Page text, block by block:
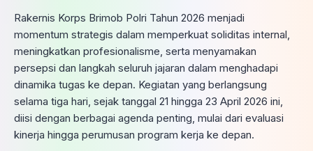
Rakernis Korps Brimob Polri Tahun 2026 menjadi
momentum strategis dalam memperkuat soliditas internal,
meningkatkan profesionalisme, serta menyamakan
persepsi dan langkah seluruh jajaran dalam menghadapi
dinamika tugas ke depan. Kegiatan yang berlangsung
selama tiga hari, sejak tanggal 21 hingga 23 April 2026 ini,
diisi dengan berbagai agenda penting, mulai dari evaluasi
kinerja hingga perumusan program kerja ke depan.